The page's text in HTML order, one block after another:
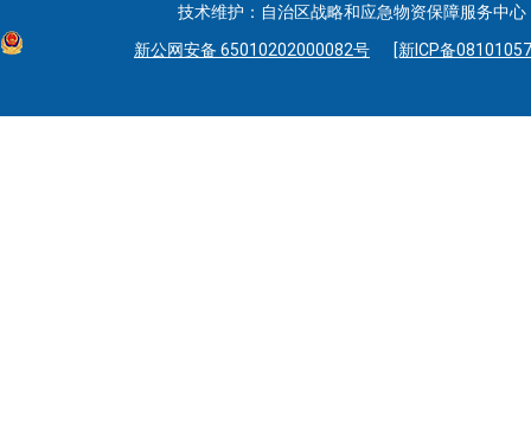
技术维护：自治区战略和应急物资保障服务中
新公网安备 65010202000082号
[新ICP备